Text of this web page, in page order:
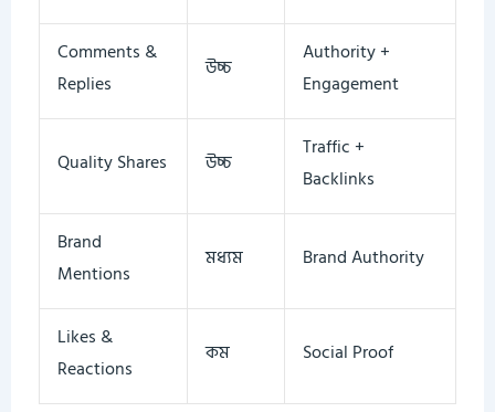
Comments &
Replies
উচ্চ
Authority +
Engagement
Quality Shares উচ্চ
Traffic +
Backlinks
Brand
Mentions
মধ্যম Brand Authority
Likes &
Reactions
কম Social Proof